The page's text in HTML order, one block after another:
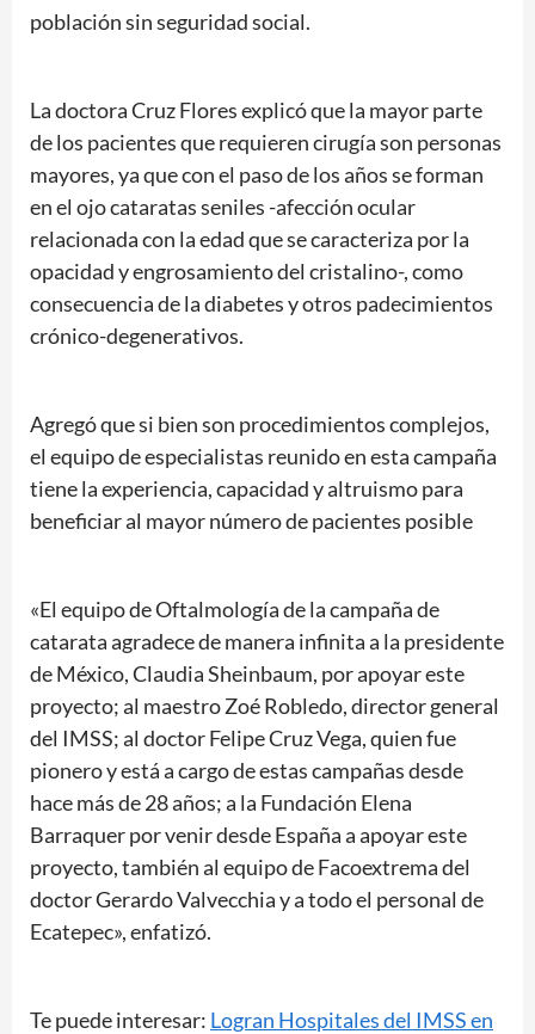
población sin seguridad social.
La doctora Cruz Flores explicó que la mayor parte
de los pacientes que requieren cirugía son personas
mayores, ya que con el paso de los años se forman
en el ojo cataratas seniles -afección ocular
relacionada con la edad que se caracteriza por la
opacidad y engrosamiento del cristalino-, como
consecuencia de la diabetes y otros padecimientos
crónico-degenerativos.
Agregó que si bien son procedimientos complejos,
el equipo de especialistas reunido en esta campaña
tiene la experiencia, capacidad y altruismo para
beneficiar al mayor número de pacientes posible
«El equipo de Oftalmología de la campaña de
catarata agradece de manera infinita a la presidente
de México, Claudia Sheinbaum, por apoyar este
proyecto; al maestro Zoé Robledo, director general
del IMSS; al doctor Felipe Cruz Vega, quien fue
pionero y está a cargo de estas campañas desde
hace más de 28 años; a la Fundación Elena
Barraquer por venir desde España a apoyar este
proyecto, también al equipo de Facoextrema del
doctor Gerardo Valvecchia y a todo el personal de
Ecatepec», enfatizó.
Te puede interesar: Logran Hospitales del IMSS en